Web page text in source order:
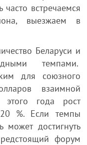
встречаемся
выезжаем в
Беларуси и
темпами.
для союзного
взаимной
года рост
%. Если темпы
может достигнуть
форум